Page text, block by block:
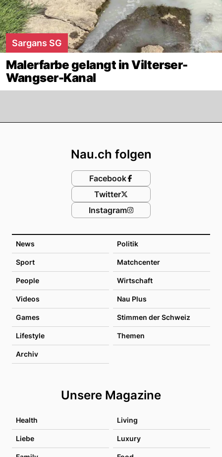
Sargans SG
Malerfarbe gelangt in Vilterser-
Wangser-Kanal
News Politik
Sport Matchcenter
People Wirtschaft
Videos Nau Plus
Games Stimmen der Schweiz
Lifestyle Themen
Archiv
Unsere Magazine
Health Living
Liebe Luxury
Nau.ch folgen
Facebook
Twitter
Instagram